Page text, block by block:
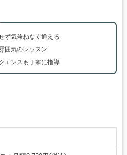
ず気兼ねなく通える
囲気のレッスン
エンスも丁寧に指導